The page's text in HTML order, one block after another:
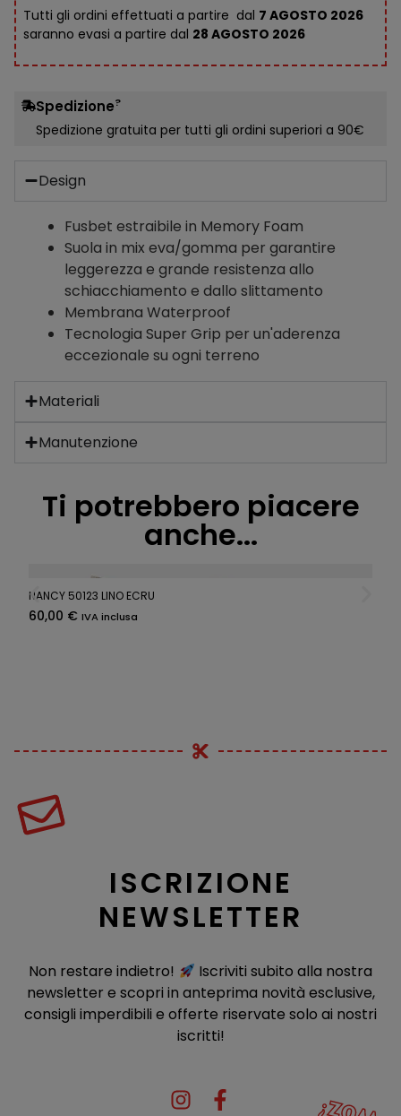
Tutti gli ordini effettuati a partire dal 7 AGOSTO 2026
saranno evasi a partire dal 28 AGOSTO 2026
Spedizione?
Spedizione gratuita per tutti gli ordini superiori a 90€
Design
Fusbet estraibile in Memory Foam
Suola in mix eva/gomma per garantire
leggerezza e grande resistenza allo
schiacchiamento e dallo slittamento
Membrana Waterproof
Tecnologia Super Grip per un'aderenza
eccezionale su ogni terreno
Materiali
Manutenzione
Ti potrebbero piacere
anche...
NANCY 50123 LINO ECRU
60,00 € IVA inclusa
ISCRIZIONE
NEWSLETTER
Non restare indietro!
Iscriviti subito alla nostra
newsletter e scopri in anteprima novità esclusive,
consigli imperdibili e offerte riservate solo ai nostri
iscritti!